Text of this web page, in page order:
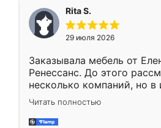
каких-либо доработок.
довольна, все выглядит
Rita S.
29 июля 2026
Заказывала мебель от
Ренессанс. До этого
несколько компаний, но в
эту. Сначала обговорили
приехал замерщик, всё
и снял размеры.
Читать полностью